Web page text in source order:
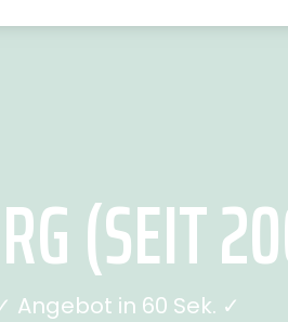
(SEIT
Angebot in 60 Sek. ✓